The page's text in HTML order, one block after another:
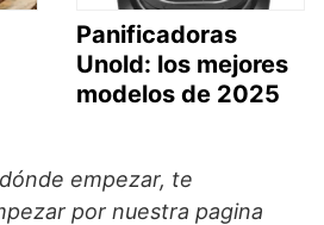
Panificadoras
Unold: los mejores
modelos de 2025
empezar, te
por nuestra pagina